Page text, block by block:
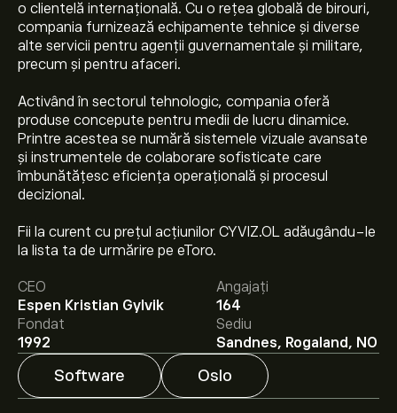
o clientelă internațională. Cu o rețea globală de birouri,
compania furnizează echipamente tehnice și diverse
alte servicii pentru agenții guvernamentale și militare,
precum și pentru afaceri.
Activând în sectorul tehnologic, compania oferă
produse concepute pentru medii de lucru dinamice.
Printre acestea se numără sistemele vizuale avansate
și instrumentele de colaborare sofisticate care
îmbunătățesc eficiența operațională și procesul
decizional.
Fii la curent cu prețul acțiunilor CYVIZ.OL adăugându-le
la lista ta de urmărire pe eToro.
CEO
Espen Kristian Gylvik
Angajați
164
Fondat
1992
Sediu
Sandnes, Rogaland, NO
Software Oslo
24.30‎kr‎.
pe eToro pentru
previziunile analiștilor și ținte de preț.
Analiștii oferă previziuni pentru acțiunile Cyviz AS
bazate pe tendințele pieței, rapoarte financiare și
creșterea estimată. Verifică cele mai recente previziuni